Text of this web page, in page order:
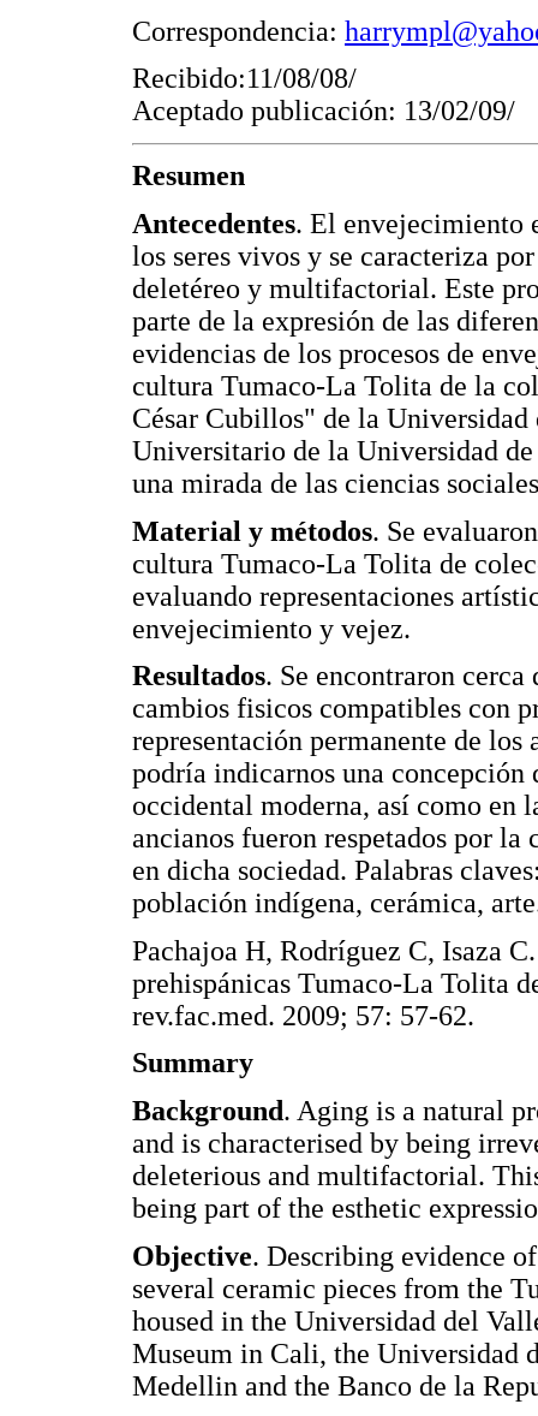
Correspondencia:
Recibido:11/08/08/
Aceptado publicación: 13/02/09/
Resumen
Antecedentes. El envejecimiento
los seres vivos y se caracteriza
deletéreo y multifactorial. Este
parte de la expresión de las
evidencias de los procesos de
cultura Tumaco-La Tolita de la
César Cubillos" de la
Universitario de la Universidad
una mirada de las ciencias
Material y métodos. Se
cultura Tumaco-La Tolita de
evaluando representaciones
envejecimiento y vejez.
Resultados. Se encontraron cerca
cambios fisicos compatibles con
representación permanente de
podría indicarnos una
occidental moderna, así como en
ancianos fueron respetados por
en dicha sociedad. Palabras
población indígena, cerámica,
Pachajoa H, Rodríguez C, Isaza
prehispánicas Tumaco-La Tolita
rev.fac.med. 2009; 57: 57-62.
Summary
Background. Aging is a natural
and is characterised by being
deleterious and multifactorial.
being part of the esthetic
Objective. Describing evidence
several ceramic pieces from the
housed in the Universidad del
Museum in Cali, the Universidad
Medellin and the Banco de la